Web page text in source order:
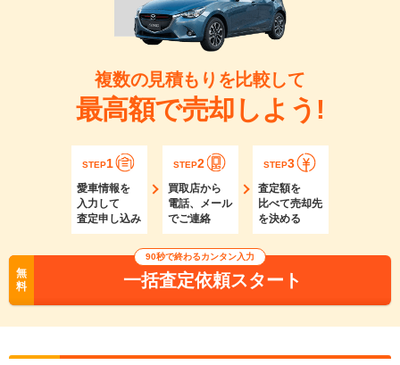
複数の見積もりを比較して
最高額で売却しよう!
STEP1
愛車情報を
入力して
査定申し込み
STEP2
買取店から
電話、メール
でご連絡
STEP3
査定額を
比べて売却先
を決める
無
料
90秒で終わるカンタン入力
一括査定依頼スタート